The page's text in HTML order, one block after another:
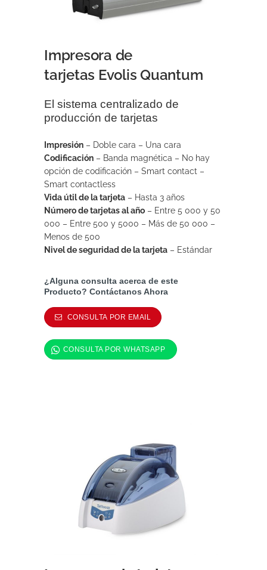
Impresora de
tarjetas Evolis Quantum
El sistema centralizado de
producción de tarjetas
Impresión – Doble cara – Una cara
Codificación – Banda magnética – No hay
opción de codificación – Smart contact –
Smart contactless
Vida útil de la tarjeta – Hasta 3 años
Número de tarjetas al año – Entre 5 000 y 50
000 – Entre 500 y 5000 – Más de 50 000 –
Menos de 500
Nivel de seguridad de la tarjeta – Estándar
¿Alguna consulta acerca de este
Producto? Contáctanos Ahora